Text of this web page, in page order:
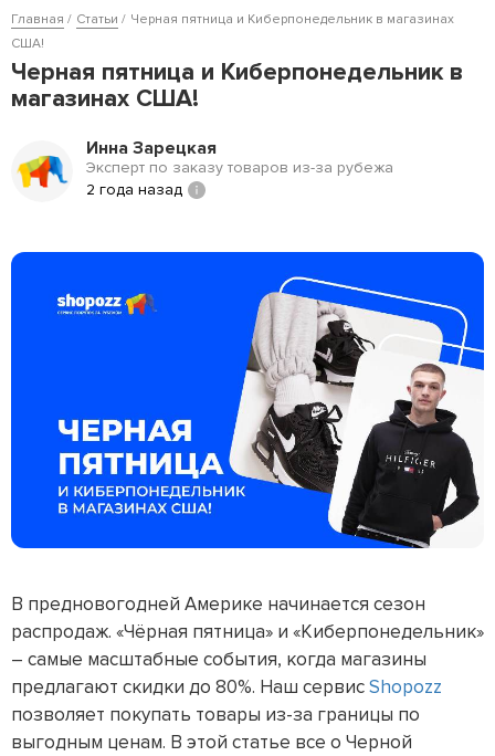
Главная Статьи
Черная пятница и Киберпонедельник в магазинах
США!
Черная пятница и Киберпонедельник в
магазинах США!
Инна Зарецкая
Эксперт по заказу товаров из-за рубежа
2 года назад
В предновогодней Америке начинается сезон
распродаж. «Чёрная пятница» и «Киберпонедельник»
– самые масштабные события, когда магазины
предлагают скидки до 80%. Наш сервисShopozz
позволяет покупать товары из-за границы по
выгодным ценам. В этой статье все о Черной